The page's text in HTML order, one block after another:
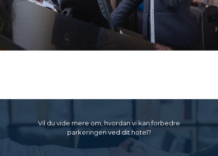
Vil du vide mere om, hvordan vi kan forbedre
parkeringen ved dit hotel?